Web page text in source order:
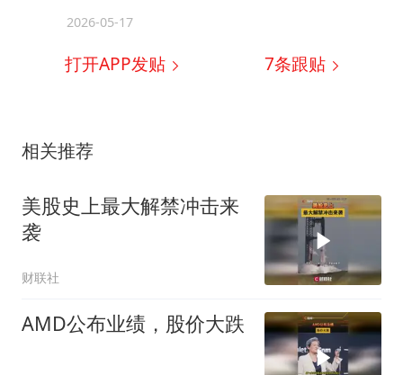
2026-05-17
打开APP发贴 7条跟贴
相关推荐
美股史上最大解禁冲击来
袭
财联社
AMD公布业绩，股价大跌